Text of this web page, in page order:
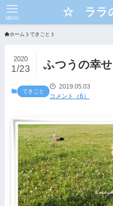
☆ ララ
MENU
ホーム できごと
ふつうの幸せ
2020
1/23
できごと
2019.05.03
コメント（6）